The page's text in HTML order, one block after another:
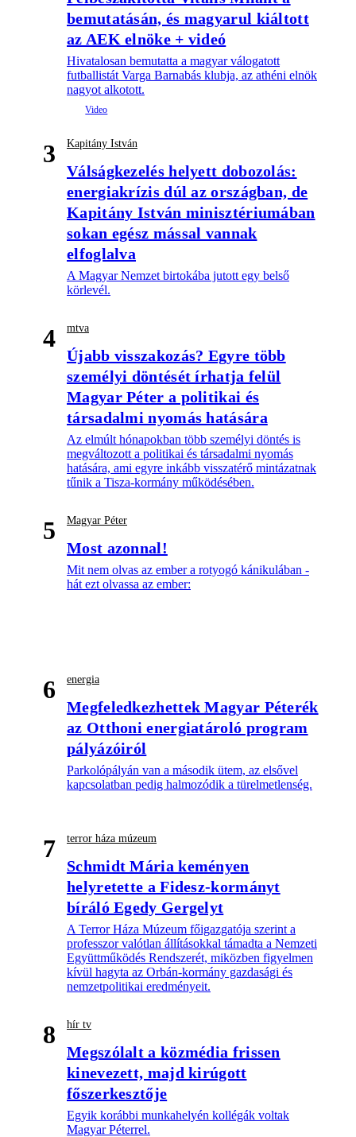
bemutatásán, és magyarul kiáltott
az AEK elnöke + videó
Hivatalosan bemutatta a magyar válogatott
futballistát Varga Barnabás klubja, az athéni elnök
nagyot alkotott.
3 Kapitány István
Válságkezelés helyett dobozolás:
energiakrízis dúl az országban, de
Kapitány István minisztériumában
sokan egész mással vannak
elfoglalva
A Magyar Nemzet birtokába jutott egy belső
körlevél.
4 mtva
Újabb visszakozás? Egyre több
személyi döntését írhatja felül
Magyar Péter a politikai és
társadalmi nyomás hatására
Az elmúlt hónapokban több személyi döntés is
megváltozott a politikai és társadalmi nyomás
hatására, ami egyre inkább visszatérő mintázatnak
tűnik a Tisza-kormány működésében.
5 Magyar Péter
Most azonnal!
Mit nem olvas az ember a rotyogó kánikulában -
hát ezt olvassa az ember:
6 energia
Megfeledkezhettek Magyar Péterék
az Otthoni energiatároló program
pályázóiról
Parkolópályán van a második ütem, az elsővel
kapcsolatban pedig halmozódik a türelmetlenség.
7 terror háza múzeum
Schmidt Mária keményen
helyretette a Fidesz-kormányt
bíráló Egedy Gergelyt
A Terror Háza Múzeum főigazgatója szerint a
professzor valótlan állításokkal támadta a Nemzeti
Együttműködés Rendszerét, miközben figyelmen
kívül hagyta az Orbán-kormány gazdasági és
nemzetpolitikai eredményeit.
8 hír tv
Megszólalt a közmédia frissen
kinevezett, majd kirúgott
főszerkesztője
Egyik korábbi munkahelyén kollégák voltak
Magyar Péterrel.